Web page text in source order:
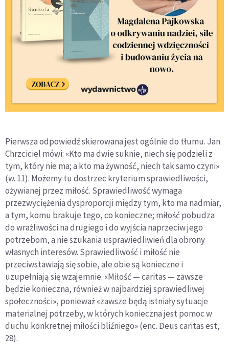
Pierwsza odpowiedź skierowana jest ogólnie do tłumu. Jan
Chrzciciel mówi: «Kto ma dwie suknie, niech się podzieli z
tym, który nie ma; a kto ma żywność, niech tak samo czyni»
(w. 11). Możemy tu dostrzec kryterium sprawiedliwości,
ożywianej przez miłość. Sprawiedliwość wymaga
przezwyciężenia dysproporcji między tym, kto ma nadmiar,
a tym, komu brakuje tego, co konieczne; miłość pobudza
do wrażliwości na drugiego i do wyjścia naprzeciw jego
potrzebom, a nie szukania usprawiedliwień dla obrony
własnych interesów. Sprawiedliwość i miłość nie
przeciwstawiają się sobie, ale obie są konieczne i
uzupełniają się wzajemnie. «Miłość — caritas — zawsze
będzie konieczna, również w najbardziej sprawiedliwej
społeczności», ponieważ «zawsze będą istniały sytuacje
materialnej potrzeby, w których konieczna jest pomoc w
duchu konkretnej miłości bliźniego» (enc. Deus caritas est,
28).